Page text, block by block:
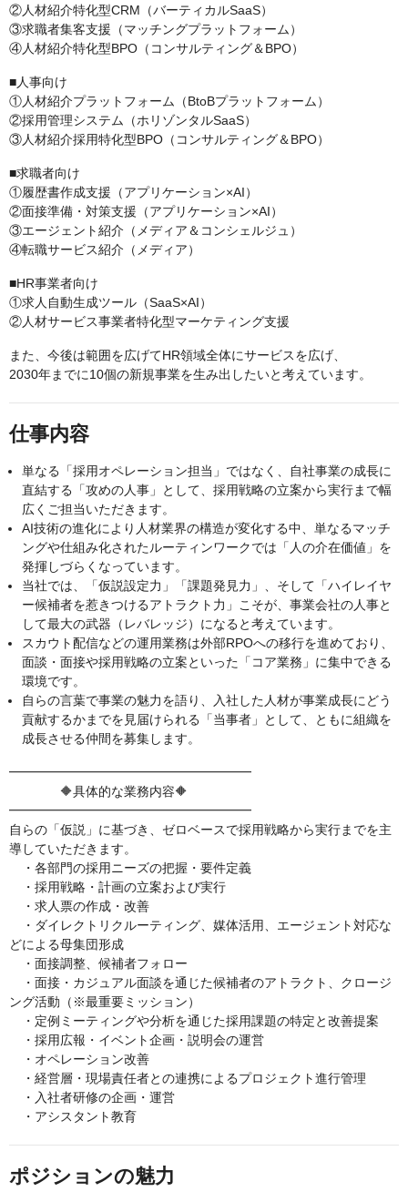
②人材紹介特化型CRM（バーティカルSaaS）
③求職者集客支援（マッチングプラットフォーム）
④人材紹介特化型BPO（コンサルティング＆BPO）
■人事向け
①人材紹介プラットフォーム（BtoBプラットフォーム）
②採用管理システム（ホリゾンタルSaaS）
③人材紹介採用特化型BPO（コンサルティング＆BPO）
■求職者向け
①履歴書作成支援（アプリケーション×AI）
②面接準備・対策支援（アプリケーション×AI）
③エージェント紹介（メディア＆コンシェルジュ）
④転職サービス紹介（メディア）
■HR事業者向け
①求人自動生成ツール（SaaS×AI）
②人材サービス事業者特化型マーケティング支援
また、今後は範囲を広げてHR領域全体にサービスを広げ、
2030年までに10個の新規事業を生み出したいと考えています。
仕事内容
単なる「採用オペレーション担当」ではなく、自社事業の成長に
直結する「攻めの人事」として、採用戦略の立案から実行まで幅
広くご担当いただきます。
AI技術の進化により人材業界の構造が変化する中、単なるマッチ
ングや仕組み化されたルーティンワークでは「人の介在価値」を
発揮しづらくなっています。
当社では、「仮説設定力」「課題発見力」、そして「ハイレイヤ
ー候補者を惹きつけるアトラクト力」こそが、事業会社の人事と
して最大の武器（レバレッジ）になると考えています。
スカウト配信などの運用業務は外部RPOへの移行を進めており、
面談・面接や採用戦略の立案といった「コア業務」に集中できる
環境です。
自らの言葉で事業の魅力を語り、入社した人材が事業成長にどう
貢献するかまでを見届けられる「当事者」として、ともに組織を
成長させる仲間を募集します。
━━━━━━━━━━━━━━━━━━━
🔶具体的な業務内容🔶
━━━━━━━━━━━━━━━━━━━
自らの「仮説」に基づき、ゼロベースで採用戦略から実行までを主
導していただきます。
・各部門の採用ニーズの把握・要件定義
・採用戦略・計画の立案および実行
・求人票の作成・改善
・ダイレクトリクルーティング、媒体活用、エージェント対応な
どによる母集団形成
・面接調整、候補者フォロー
・面接・カジュアル面談を通じた候補者のアトラクト、クロージ
ング活動（※最重要ミッション）
・定例ミーティングや分析を通じた採用課題の特定と改善提案
・採用広報・イベント企画・説明会の運営
・オペレーション改善
・経営層・現場責任者との連携によるプロジェクト進行管理
・入社者研修の企画・運営
・アシスタント教育
ポジションの魅力